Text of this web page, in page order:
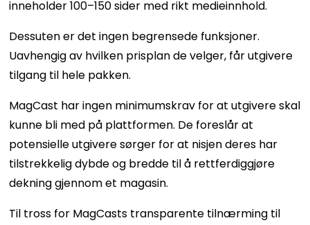
inneholder 100–150 sider med rikt medieinnhold.
Dessuten er det ingen begrensede funksjoner.
Uavhengig av hvilken prisplan de velger, får utgivere
tilgang til hele pakken.
MagCast har ingen minimumskrav for at utgivere skal
kunne bli med på plattformen. De foreslår at
potensielle utgivere sørger for at nisjen deres har
tilstrekkelig dybde og bredde til å rettferdiggjøre
dekning gjennom et magasin.
Til tross for MagCasts transparente tilnærming til